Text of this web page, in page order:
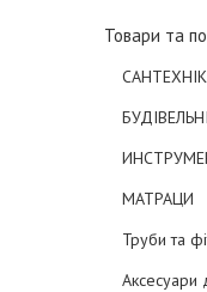
Товари та
МАТРАЦИ
Труби та
Аксесуари